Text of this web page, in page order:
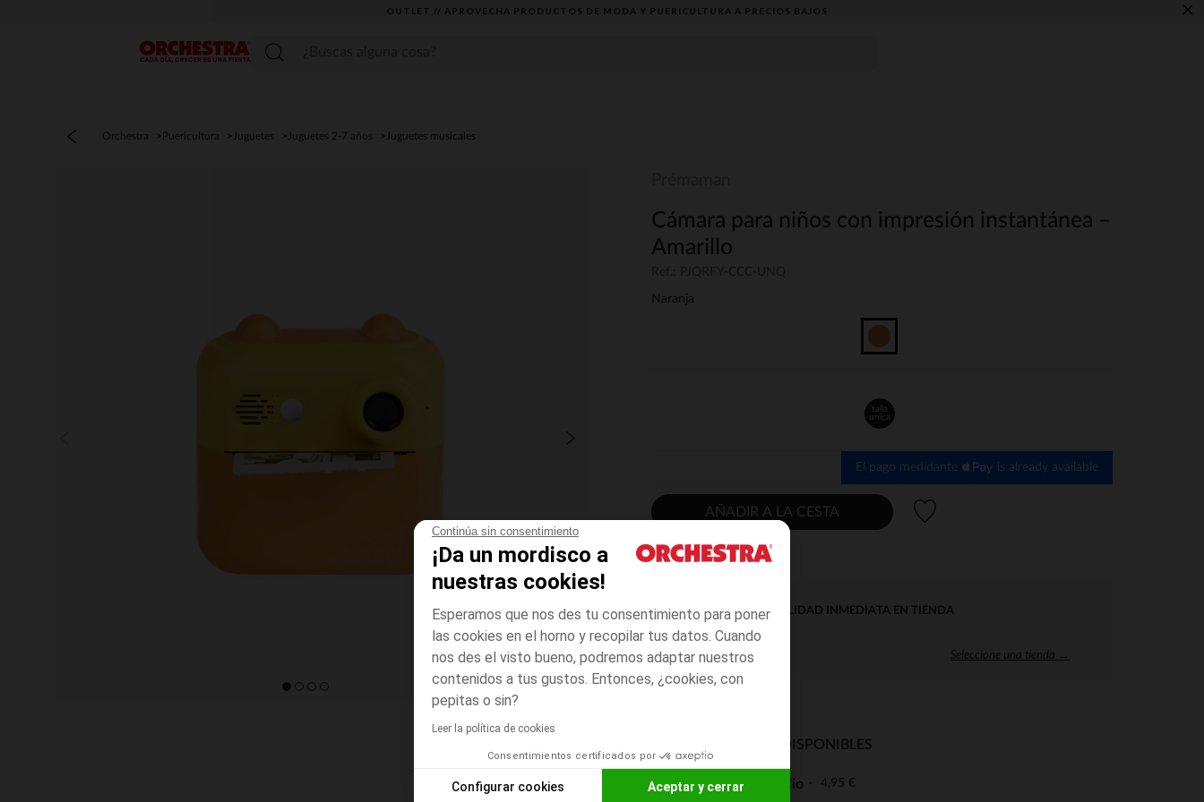
Continúa sin consentimiento
¡Da un mordisco a
nuestras cookies!
Esperamos que nos des tu consentimiento para poner
las cookies en el horno y recopilar tus datos. Cuando
nos des el visto bueno, podremos adaptar nuestros
contenidos a tus gustos. Entonces, ¿cookies, con
pepitas o sin?
Leer la política de cookies
Consentimientos certificados por
Configurar cookies Aceptar y cerrar
OUTLET // APROVECHA PRODUCTOS DE MODA Y PUERICULTURA A PRECIOS BAJOS ×
Menú
Orchestra Puericultura Juguetes Juguetes 2-7 años Juguetes musicales
Cámara para niños con impresión instantánea –
Amarillo
Naranja
talla
unica
El pago medidante is already available
AÑADIR A LA CESTA
DISPONIBILIDAD INMEDIATA EN TIENDA
Seleccione una tienda →
MODOS DE ENVÍO DISPONIBLES
Entrega a domicilio 4,95 €